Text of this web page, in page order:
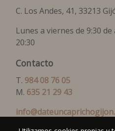
C. Los Andes, 41, 33213
Lunes a viernes de 9:30 de
20:30
Contacto
T. 984 08 76 05
M. 635 21 29 43